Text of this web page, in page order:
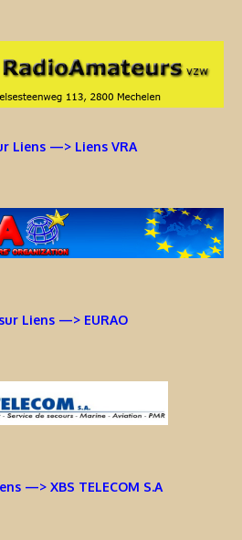
Liens —> Liens VRA
Liens —> EURAO
—> XBS TELECOM S.A